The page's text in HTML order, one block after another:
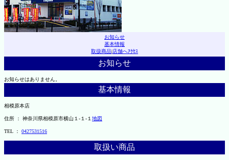
お知らせ
基本情報
取扱商品|店舗へｱｸｾｽ
お知らせ
お知らせはありません。
基本情報
相模原本店
住所 ： 神奈川県相模原市横山１-１-１ 地図
TEL ： 0427531516
取扱い商品